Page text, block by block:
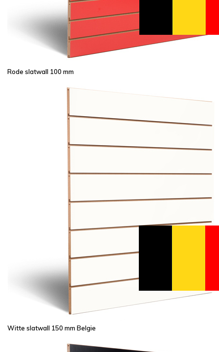
Rode slatwall 100 mm
Witte slatwall 150 mm Belgie